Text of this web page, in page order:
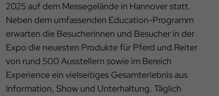
2025 auf dem Messegelände in Hannover statt.
Neben dem umfassenden Education-Programm
erwarten die Besucherinnen und Besucher in der
Expo die neuesten Produkte für Pferd und Reiter
von rund 500 Ausstellern sowie im Bereich
Experience ein vielseitiges Gesamterlebnis aus
Information, Show und Unterhaltung. Täglich